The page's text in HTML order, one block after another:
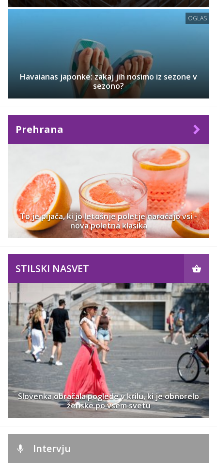
OGLAS
Havaianas japonke: zakaj jih nosimo iz sezone v
sezono?
Prehrana
To je pijača, ki jo letošnje poletje naročajo vsi -
nova poletna klasika
STILSKI NASVET
Slovenka obračala poglede v krilu, ki je obnorelo
ženske po vsem svetu
Intervju